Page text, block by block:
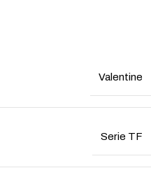
Valentine
Serie TF